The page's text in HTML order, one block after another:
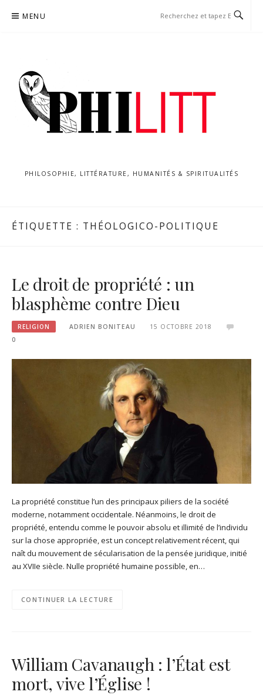
MENU
PHILOSOPHIE, LITTÉRATURE, HUMANITÉS & SPIRITUALITÉS
ÉTIQUETTE : THÉOLOGICO-POLITIQUE
Le droit de propriété : un
blasphème contre Dieu
RELIGION ADRIEN BONITEAU
15 OCTOBRE 2018
0
La propriété constitue l’un des principaux piliers de la société
moderne, notamment occidentale. Néanmoins, le droit de
propriété, entendu comme le pouvoir absolu et illimité de l’individu
sur la chose appropriée, est un concept relativement récent, qui
naît du mouvement de sécularisation de la pensée juridique, initié
au XVIIe siècle. Nulle propriété humaine possible, en…
CONTINUER LA LECTURE
William Cavanaugh : l’État est
mort, vive l’Église !